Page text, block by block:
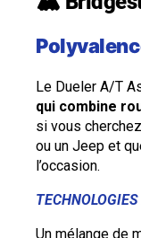
Le Dueler A/T
qui combine
si vous
ou un Jeep et
l’occasion.
Un mélange de